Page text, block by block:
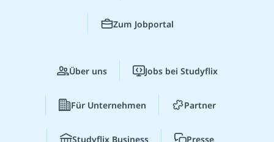
Zum Jobportal
Über uns Jobs bei Studyflix
Für Unternehmen Partner
Studyflix Business Presse